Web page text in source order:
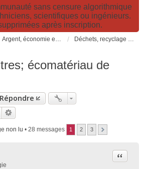
sans censure algorithmique
scientifiques ou ingénieurs.
après inscription.
Argent, économie et finance. Alimentation et agriculture. Développement durable, pollution de l'air et catastrophes. Gestion des déchets. Déchets, recyclage et réutilisation de vieux objets
écomatériau de
Répondre
non lu • 28 messages 1 2 3
Citer